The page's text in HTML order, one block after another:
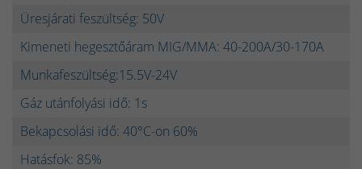
Üresjárati feszültség: 50V
Kimeneti hegesztőáram MIG/MMA: 40-200A/30-170A
Munkafeszültség:15.5V-24V
Gáz utánfolyási idő: 1s
Bekapcsolási idő: 40°C-on 60%
Hatásfok: 85%